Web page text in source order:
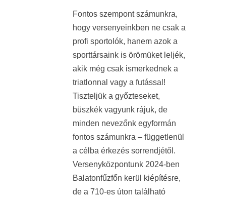
Fontos szempont számunkra,
hogy versenyeinkben ne csak a
profi sportolók, hanem azok a
sporttársaink is örömüket leljék,
akik még csak ismerkednek a
triatlonnal vagy a futással!
Tiszteljük a győzteseket,
büszkék vagyunk rájuk, de
minden nevezőnk egyformán
fontos számunkra – függetlenül
a célba érkezés sorrendjétől.
Versenyközpontunk 2024-ben
Balatonfűzfőn kerül kiépítésre,
de a 710-es úton található